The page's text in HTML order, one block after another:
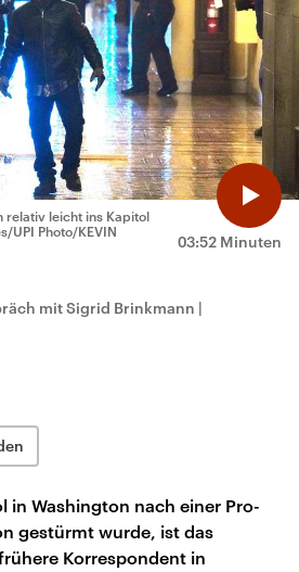
03:52 Minuten
relativ leicht ins Kapitol
UPI Photo/KEVIN
mit Sigrid Brinkmann |
in Washington nach einer Pro-
gestürmt wurde, ist das
Korrespondent in